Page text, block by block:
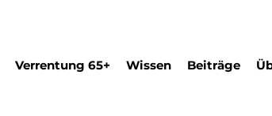
Verrentung 65+ Wissen Beiträge